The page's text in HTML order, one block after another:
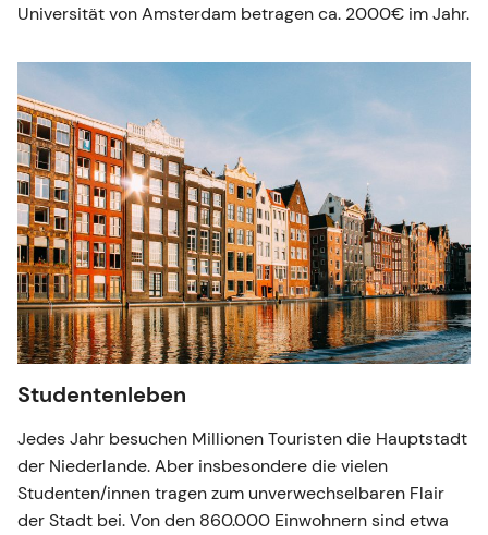
Universität von Amsterdam betragen ca. 2000€ im Jahr.
Studentenleben
Jedes Jahr besuchen Millionen Touristen die Hauptstadt
der Niederlande. Aber insbesondere die vielen
Studenten/innen tragen zum unverwechselbaren Flair
der Stadt bei. Von den 860.000 Einwohnern sind etwa